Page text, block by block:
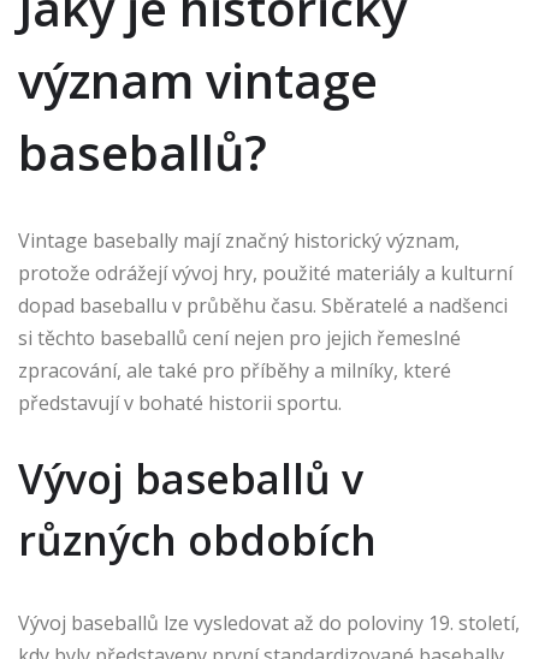
význam vintage
baseballů?
Vintage basebally mají značný historický význam,
protože odrážejí vývoj hry, použité materiály a kulturní
dopad baseballu v průběhu času. Sběratelé a nadšenci
si těchto baseballů cení nejen pro jejich řemeslné
zpracování, ale také pro příběhy a milníky, které
představují v bohaté historii sportu.
Vývoj baseballů v
různých obdobích
Vývoj baseballů lze vysledovat až do poloviny 19. století,